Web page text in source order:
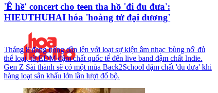
'Ê hề' concert cho teen tha hồ 'đi đu đưa':
HIEUTHUHAI hóa 'hoàng tử đại dương'
Tháng 8 đang nóng dần lên với loạt sự kiện âm nhạc 'bùng nổ' đủ
thể loại, từ EDM đậm chất quốc tế đến live band đậm chất Indie.
Gen Z Sài thành sẽ có một mùa Back2School đậm chất 'đu đưa' khi
hàng loạt sân khấu lớn lần lượt đổ bộ.